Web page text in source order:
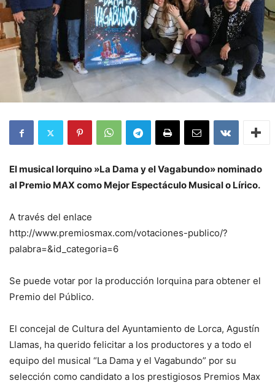
El musical lorquino »La Dama y el Vagabundo» nominado
al Premio MAX como Mejor Espectáculo Musical o Lírico.
A través del enlace
http://www.premiosmax.com/votaciones-publico/?
palabra=&id_categoria=6
Se puede votar por la producción lorquina para obtener el
Premio del Público.
El concejal de Cultura del Ayuntamiento de Lorca, Agustín
Llamas, ha querido felicitar a los productores y a todo el
equipo del musical “La Dama y el Vagabundo” por su
selección como candidato a los prestigiosos Premios Max